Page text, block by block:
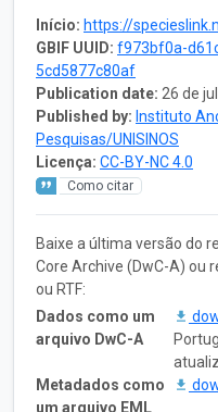
Início: https://
GBIF UUID: f973bf0a-
5cd5877c80af
Publication date: 26 de
Published by: Instituto
Pesquisas/UNISINOS
Licença: CC-BY-NC 4.0
Como citar
Baixe a última versão do
Core Archive (DwC-A) ou
ou RTF:
Dados como um
arquivo DwC-A
Metadados como
um arquivo EML